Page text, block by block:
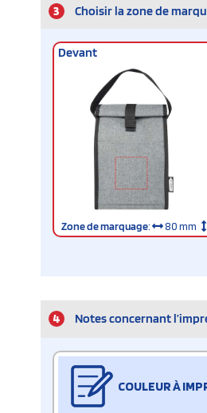
3 Choisir la zone de
Devant
Zone de marquage: 80 mm
4 Notes concernant
COULEUR À